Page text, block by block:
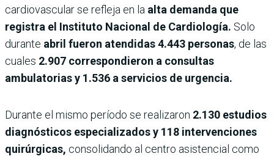
cardiovascular se refleja en la alta demanda que
registra el Instituto Nacional de Cardiología. Solo
durante abril fueron atendidas 4.443 personas, de las
cuales 2.907 correspondieron a consultas
ambulatorias y 1.536 a servicios de urgencia.
Durante el mismo período se realizaron 2.130 estudios
diagnósticos especializados y 118 intervenciones
quirúrgicas, consolidando al centro asistencial como